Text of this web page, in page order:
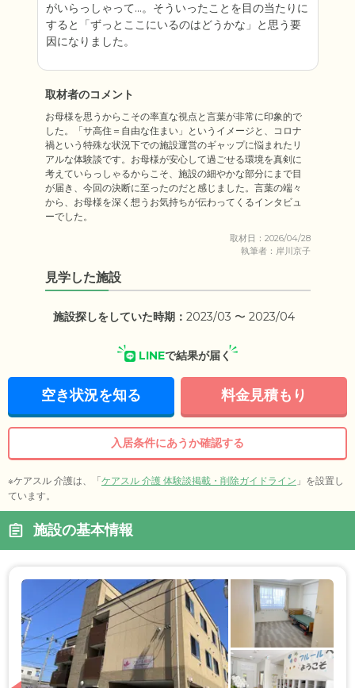
がいらっしゃって…。そういったことを目の当たりに
すると「ずっとここにいるのはどうかな」と思う要
因になりました。
取材者のコメント
お母様を思うからこその率直な視点と言葉が非常に印象的で
した。「サ高住＝自由な住まい」というイメージと、コロナ
禍という特殊な状況下での施設運営のギャップに悩まれたリ
アルな体験談です。お母様が安心して過ごせる環境を真剣に
考えていらっしゃるからこそ、施設の細やかな部分にまで目
が届き、今回の決断に至ったのだと感じました。言葉の端々
から、お母様を深く想うお気持ちが伝わってくるインタビュ
ーでした。
取材日：2026/04/28
執筆者：岸川京子
見学した施設
施設探しをしていた時期： 2023/03 〜 2023/04
LINEで結果が届く
空き状況を知る 料金見積もり
入居条件にあうか確認する
※ケアスル 介護は、「ケアスル 介護 体験談掲載・削除ガイドライン 」を設置し
ています。
施設の基本情報